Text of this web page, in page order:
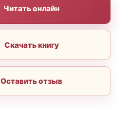
Читать онлайн
Скачать книгу
Оставить отзыв